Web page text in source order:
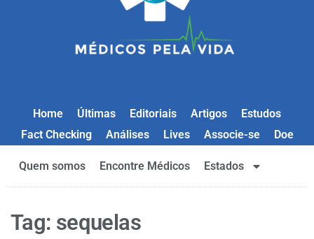
Home Últimas Editoriais Artigos
Estudos
Fact Checking
Análises Lives Associe-se Doe
Quem somos Encontre Médicos Estados
Tag: sequelas